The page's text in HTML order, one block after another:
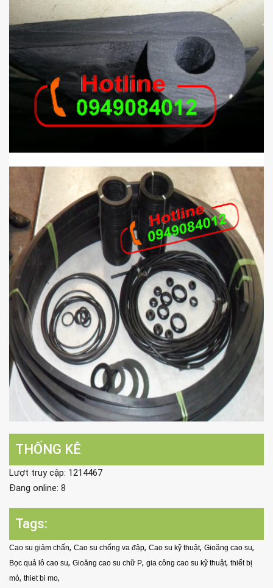
THỐNG KÊ
Lượt truy cập: 1214467
Đang online: 8
Tags:
Cao su giảm chấn, Cao su chống va đập, Cao su kỹ thuật, Gioăng cao su,
Bọc quả lô cao su, Gioăng cao su chữ P, gia công cao su kỹ thuật, thiết bị
mỏ, thiet bi mo,